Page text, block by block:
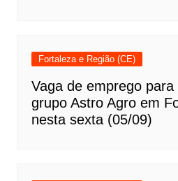
Fortaleza e Região (CE)
Vaga de emprego para
grupo Astro Agro em
nesta sexta (05/09)